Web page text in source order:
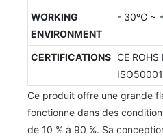
WORKING
ENVIRONMENT
- 30ºC ~
CERTIFICATIONS CE
Ce produit offre une grande
fonctionne dans des
de 10 % à 90 %. Sa